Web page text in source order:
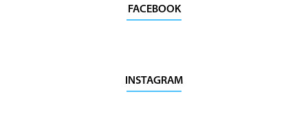
FACEBOOK
INSTAGRAM